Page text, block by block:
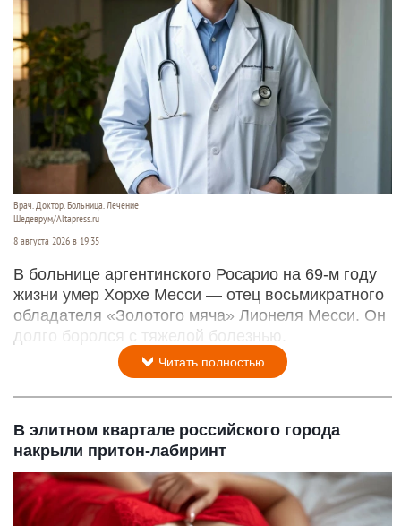
Врач. Доктор. Больница. Лечение
Шедеврум/Altapress.ru
8 августа 2026 в 19:35
В больнице аргентинского Росарио на 69-м году
жизни умер Хорхе Месси — отец восьмикратного
обладателя «Золотого мяча» Лионеля Месси. Он
долго боролся с тяжелой болезнью.
Читать полностью
В элитном квартале российского города
накрыли притон-лабиринт